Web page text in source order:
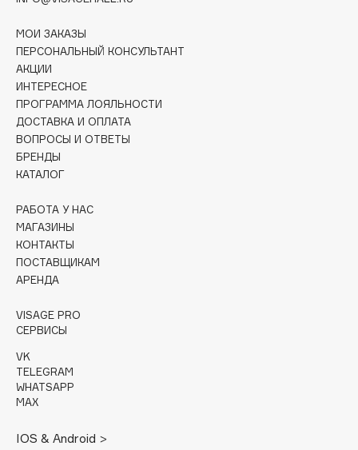
Consly
Corimo
CosRX
Cottolina
Crescina
Cunzite
Curaprox
D
d'Alba
DABO
Darphin
Deonica
Dessange
Divage
МОИ ЗАКАЗЫ
ПЕРСОНАЛЬНЫЙ КОНСУЛЬТАНТ
АКЦИИ
ИНТЕРЕСНОЕ
ПРОГРАММА ЛОЯЛЬНОСТИ
ДОСТАВКА И ОПЛАТА
ВОПРОСЫ И ОТВЕТЫ
БРЕНДЫ
КАТАЛОГ
РАБОТА У НАС
МАГАЗИНЫ
КОНТАКТЫ
ПОСТАВЩИКАМ
АРЕНДА
VISAGE PRO
СЕРВИСЫ
VK
TELEGRAM
WHATSAPP
MAX
IOS & Android >